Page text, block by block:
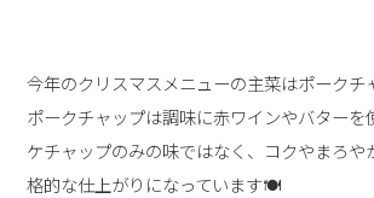
今年のクリスマスメニューの主菜はポークチ
ポークチャップは調味に赤ワインやバターを
ケチャップのみの味ではなく、コクやまろや
格的な仕上がりになっています🍽